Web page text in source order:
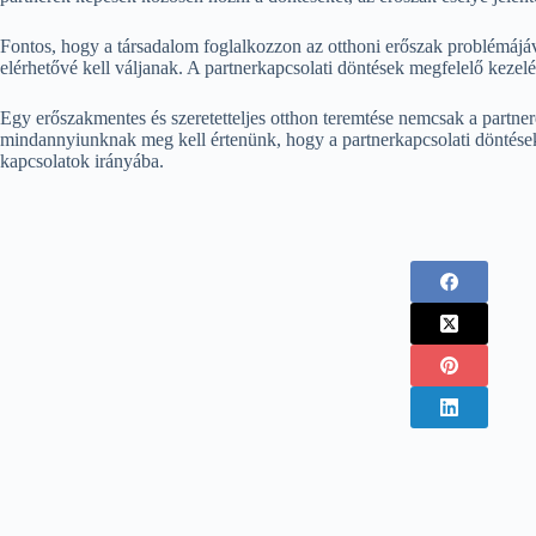
Fontos, hogy a társadalom foglalkozzon az otthoni erőszak
elérhetővé kell váljanak. A partnerkapcsolati döntések megfelelő
Egy erőszakmentes és szeretetteljes otthon teremtése nemcsak a
mindannyiunknak meg kell értenünk, hogy a partnerkapcsolati
kapcsolatok irányába.